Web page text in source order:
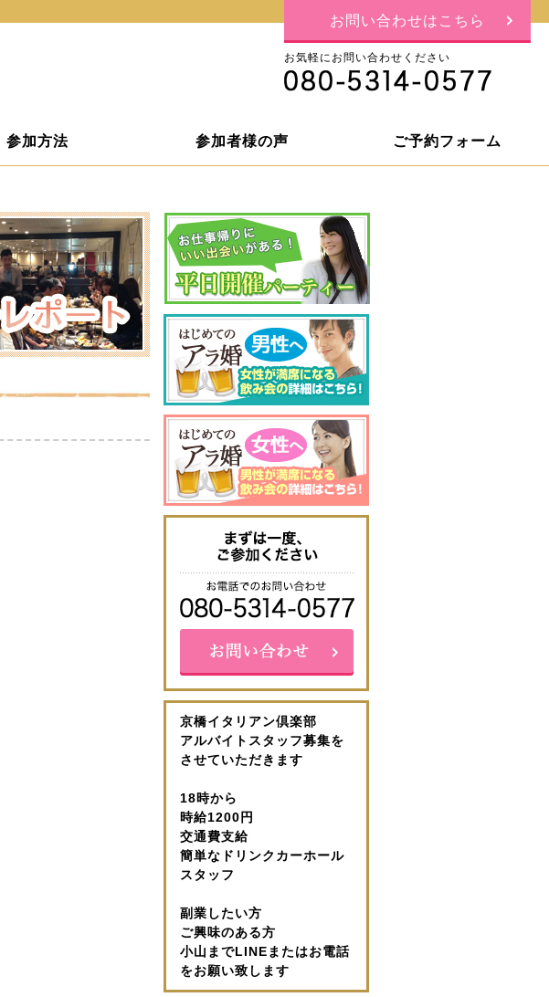
お問い合わせはこちら
お気軽にお問い合わせください
参加方法 参加者様の声 ご予約フォーム
京橋イタリアン倶楽部
アルバイトスタッフ募集を
させていただきます
18時から
時給1200円
交通費支給
簡単なドリンクカーホール
スタッフ
副業したい方
ご興味のある方
小山までLINEまたはお電話
をお願い致します